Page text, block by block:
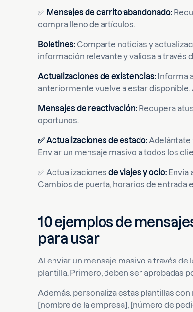
✅ Mensajes de carrito abandonado:
compra lleno de artículos.
Boletines: Comparte noticias y
información relevante y valiosa a través
Actualizaciones de existencias: Informa
anteriormente vuelve a estar disponible.
Mensajes de reactivación: Recupera
oportunos.
✅ Actualizaciones de estado: Adelántate
Enviar un mensaje masivo a todos los
✅ Actualizacionesde viajes y ocio: Envía
Cambios de puerta, horarios de entrada
10 ejemplos de
para usar
Al enviar un mensaje masivo a través de
plantilla. Primero, deben ser aprobadas
Además, personaliza estas plantillas
[nombre de la empresa], [número de